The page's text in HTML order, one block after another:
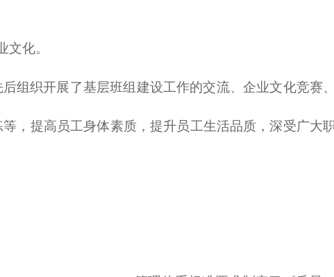
化。
组织开展了基层班组建设工作的交流、企业文化竞赛
，提高员工身体素质，提升员工生活品质，深受广大